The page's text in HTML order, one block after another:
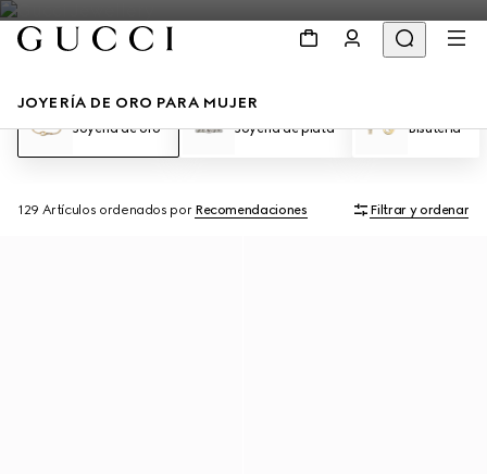
JOYERÍA DE ORO PARA MUJER
Joyería de oro Joyería de plata Bisutería
129 Artículos ordenados por Recomendaciones Filtrar y ordenar